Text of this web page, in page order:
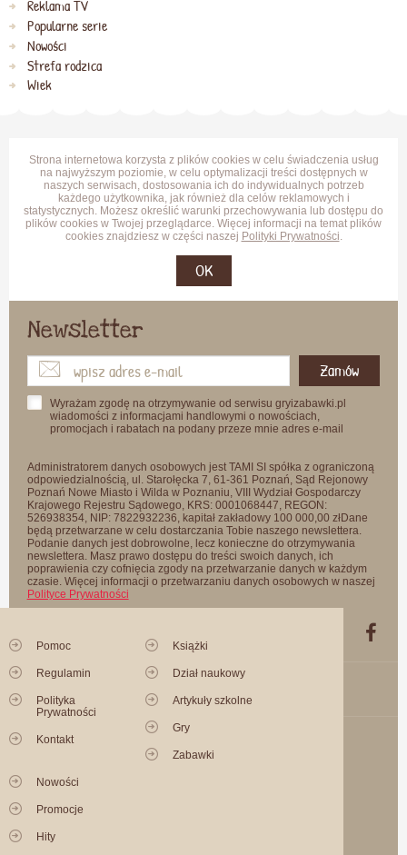
Reklama TV
Popularne serie
Nowości
Strefa rodzica
Wiek
Strona internetowa korzysta z plików cookies w celu świadczenia usług
na najwyższym poziomie, w celu optymalizacji treści dostępnych w
naszych serwisach, dostosowania ich do indywidualnych potrzeb
każdego użytkownika, jak również dla celów reklamowych i
statystycznych. Możesz określić warunki przechowywania lub dostępu do
plików cookies w Twojej przeglądarce. Więcej informacji na temat plików
cookies znajdziesz w części naszej Polityki Prywatności
OK
Newsletter
Zamów
Wyrażam zgodę na otrzymywanie od serwisu gryizabawki.pl
wiadomości z informacjami handlowymi o nowościach,
promocjach i rabatach na podany przeze mnie adres e-mail
Administratorem danych osobowych jest TAMI SI spółka z ograniczoną
odpowiedzialnością, ul. Starołęcka 7, 61-361 Poznań, Sąd Rejonowy
Poznań Nowe Miasto i Wilda w Poznaniu, VIII Wydział Gospodarczy
Krajowego Rejestru Sądowego, KRS: 0001068447, REGON:
526938354, NIP: 7822932236, kapitał zakładowy 100 000,00 złDane
będą przetwarzane w celu dostarczania Tobie naszego newslettera.
Podanie danych jest dobrowolne, lecz konieczne do otrzymywania
newslettera. Masz prawo dostępu do treści swoich danych, ich
poprawienia czy cofnięcia zgody na przetwarzanie danych w każdym
czasie. Więcej informacji o przetwarzaniu danych osobowych w naszej
Polityce Prywatności
Pomoc
Regulamin
Polityka
Prywatności
Kontakt
Książki
Dział naukowy
Artykuły szkolne
Gry
Zabawki
Nowości
Promocje
Hity